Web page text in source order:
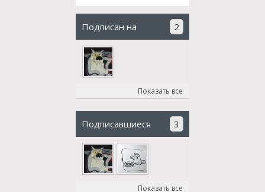
Подписан на 2
Показать все
Подписавшиеся 3
Показать все